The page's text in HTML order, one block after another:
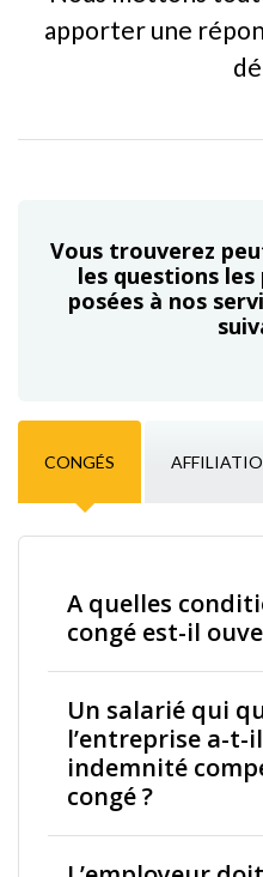
apporter une
Vous trouverez
les questions
posées à nos
CONGÉS
A quelles
congé est-il
Un salarié qui
l’entreprise a-
indemnité
congé ?